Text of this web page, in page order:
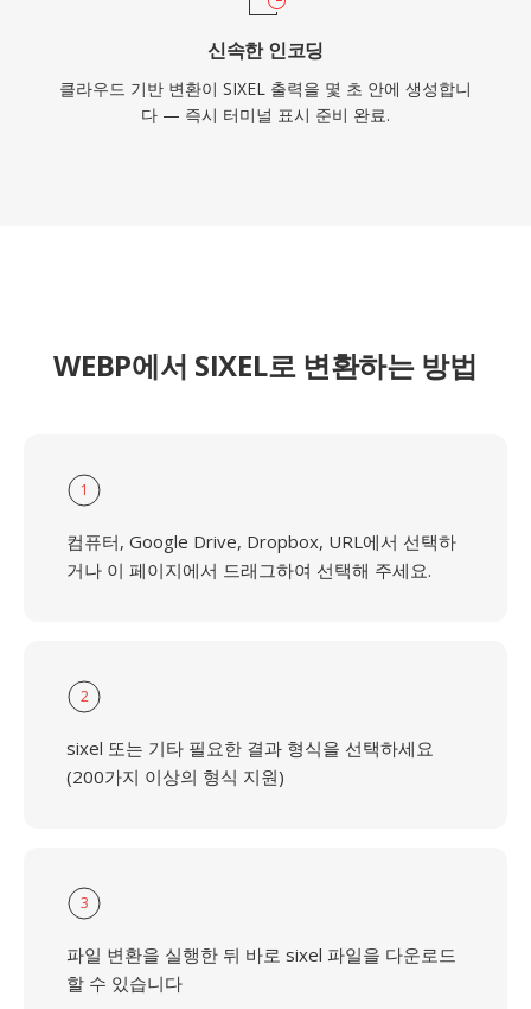
신속한 인코딩
클라우드 기반 변환이 SIXEL 출력을 몇 초 안에 생성합니
다 — 즉시 터미널 표시 준비 완료.
WEBP에서 SIXEL로 변환하는 방법
1
컴퓨터, Google Drive, Dropbox, URL에서 선택하
거나 이 페이지에서 드래그하여 선택해 주세요.
2
sixel 또는 기타 필요한 결과 형식을 선택하세요
(200가지 이상의 형식 지원)
3
파일 변환을 실행한 뒤 바로 sixel 파일을 다운로드
할 수 있습니다